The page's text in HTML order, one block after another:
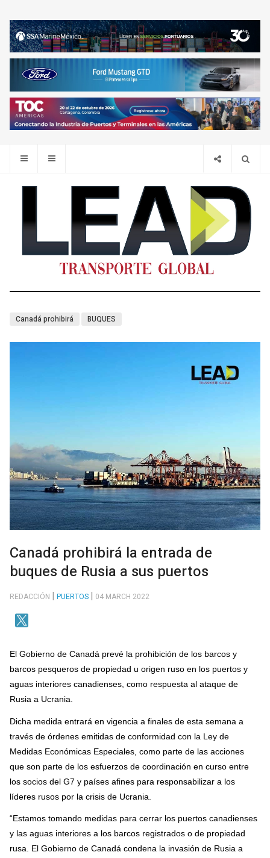
Canadá prohibirá BUQUES
Canadá prohibirá la entrada de
buques de Rusia a sus puertos
REDACCIÓN PUERTOS 04 MARCH 2022
El Gobierno de Canadá prevé la prohibición de los barcos y
barcos pesqueros de propiedad u origen ruso en los puertos y
aguas interiores canadienses, como respuesta al ataque de
Rusia a Ucrania.
Dicha medida entrará en vigencia a finales de esta semana a
través de órdenes emitidas de conformidad con la Ley de
Medidas Económicas Especiales, como parte de las acciones
que son parte de los esfuerzos de coordinación en curso entre
los socios del G7 y países afines para responsabilizar a los
líderes rusos por la crisis de Ucrania.
“Estamos tomando medidas para cerrar los puertos canadienses
y las aguas interiores a los barcos registrados o de propiedad
rusa. El Gobierno de Canadá condena la invasión de Rusia a